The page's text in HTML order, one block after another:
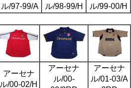
ル/97-99/A
ル/98-99/H
ル/99-00/H
アーセナ
ル/00-02/H
アーセナ
ル/00-
アーセナ
ル/01-03/A